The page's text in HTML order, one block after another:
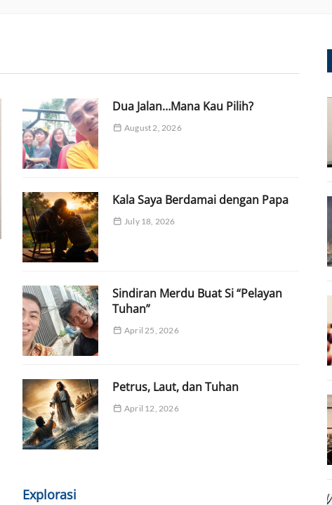
Dua Jalan…Mana Kau Pilih?
August 2, 2026
Kala Saya Berdamai dengan Papa
July 18, 2026
Sindiran Merdu Buat Si “Pelayan
Tuhan”
April 25, 2026
Petrus, Laut, dan Tuhan
April 12, 2026
Explorasi